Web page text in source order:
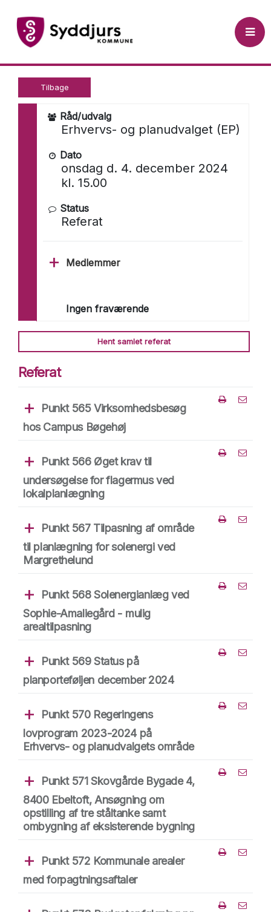
Erhvers- og planudvalget (EP)
Tilbage
Råd/udvalg
Erhvervs- og planudvalget (EP)
Dato
onsdag d. 4. december 2024
kl. 15.00
Status
Referat
Medlemmer
Jørgen Ivar Brus Mikkelsen (V)
Laila Sortland (C)
Ingen fraværende
Hent samlet referat
Referat
Punkt 565 Virksomhedsbesøg
hos Campus Bøgehøj
Punkt 566 Øget krav til
undersøgelse for flagermus ved
lokalplanlægning
Punkt 567 Tilpasning af område
til planlægning for solenergi ved
Margrethelund
Punkt 568 Solenergianlæg ved
Sophie-Amaliegård - mulig
arealtilpasning
Punkt 569 Status på
planporteføljen december 2024
Punkt 570 Regeringens
lovprogram 2023-2024 på
Erhvervs- og planudvalgets område
Punkt 571 Skovgårde Bygade 4,
8400 Ebeltoft, Ansøgning om
opstilling af tre ståltanke samt
ombygning af eksisterende bygning
Punkt 572 Kommunale arealer
med forpagtningsaftaler